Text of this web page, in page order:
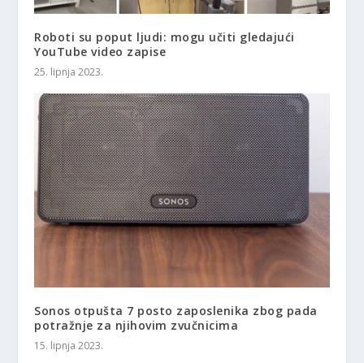
Roboti su poput ljudi: mogu učiti gledajući
YouTube video zapise
25. lipnja 2023.
Sonos otpušta 7 posto zaposlenika zbog pada
potražnje za njihovim zvučnicima
15. lipnja 2023.